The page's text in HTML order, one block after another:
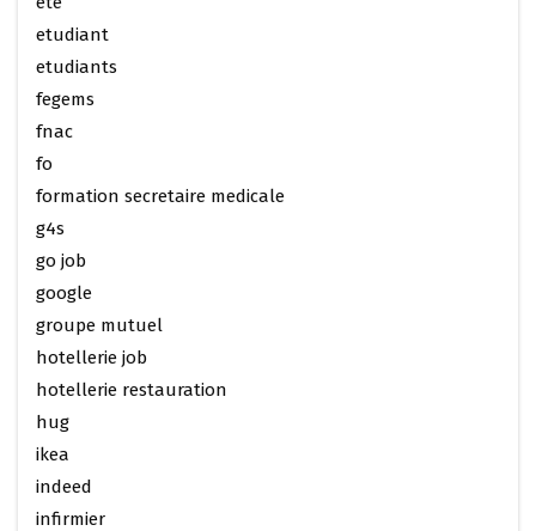
etudiant
etudiants
fegems
fnac
fo
formation secretaire medicale
g4s
go job
google
groupe mutuel
hotellerie job
hotellerie restauration
hug
ikea
indeed
infirmier